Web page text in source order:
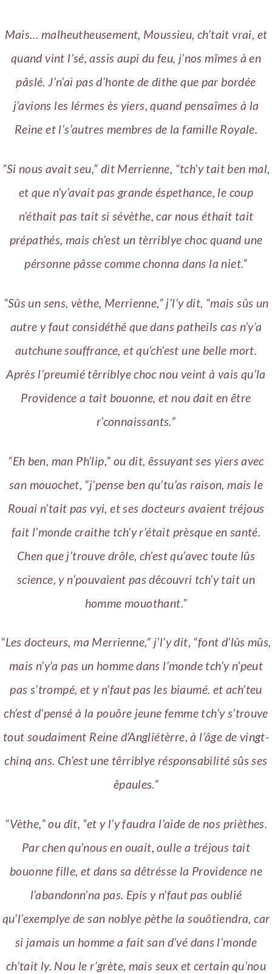
Mais… malheutheusement, Moussieu, ch’tait vrai, et
quand vint l’sé, assis aupi du feu, j’nos mîmes à en
pâslé. J’n’ai pas d’honte de dithe que par bordée
j’avions les lérmes ès yiers, quand pensaîmes à la
Reine et l’s’autres membres de la famille Royale.
“Si nous avait seu,” dit Merrienne, “tch’y tait ben mal,
et que n’y’avait pas grande éspethance, le coup
n’éthait pas tait si sévèthe, car nous éthait tait
prépathés, mais ch’est un tèrriblye choc quand une
pérsonne pâsse comme chonna dans la niet.”
“Sûs un sens, vèthe, Merrienne,” j’l’y dit, “mais sûs un
autre y faut considéthé que dans patheils cas n’y’a
autchune souffrance, et qu’ch’est une belle mort.
Après l’preumié têrriblye choc nou veint à vais qu’la
Providence a tait bouonne, et nou dait en être
r’connaissants.”
“Eh ben, man Ph’lip,” ou dit, êssuyant ses yiers avec
san mouochet, “j’pense ben qu’tu’as raison, mais le
Rouai n’tait pas vyi, et ses docteurs avaient tréjous
fait l’monde craithe tch’y r’était prèsque en santé.
Chen que j’trouve drôle, ch’est qu’avec toute lûs
science, y n’pouvaient pas dêcouvri tch’y tait un
homme mouothant.”
“Les docteurs, ma Merrienne,” j’l’y dit, “font d’lûs mûs,
mais n’y’a pas un homme dans l’monde tch’y n’peut
pas s’trompé, et y n’faut pas les biaumé. et ach’teu
ch’est d’pensé à la pouôre jeune femme tch’y s’trouve
tout soudaiment Reine d’Angliétèrre, à l’âge de vingt-
chinq ans. Ch’est une têrriblye résponsabilité sûs ses
êpaules.”
“Vèthe,” ou dit, “et y l’y faudra l’aide de nos prièthes.
Par chen qu’nous en ouait, oulle a tréjous tait
bouonne fille, et dans sa dêtrésse la Providence ne
l’abandonn’na pas. Epis y n’faut pas oublié
qu’l’exemplye de san noblye pèthe la souôtiendra, car
si jamais un homme a fait san d’vé dans l’monde
ch’tait ly. Nou le r’grète, mais seux et certain qu’nou